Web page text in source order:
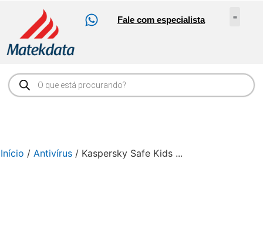
Fale com especialista
Início / Antivírus / Kaspersky Safe Kids ...